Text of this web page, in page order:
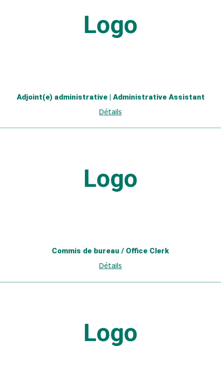
Adjoint(e) administrative | Administrative Assistant
Détails
Commis de bureau / Office Clerk
Détails